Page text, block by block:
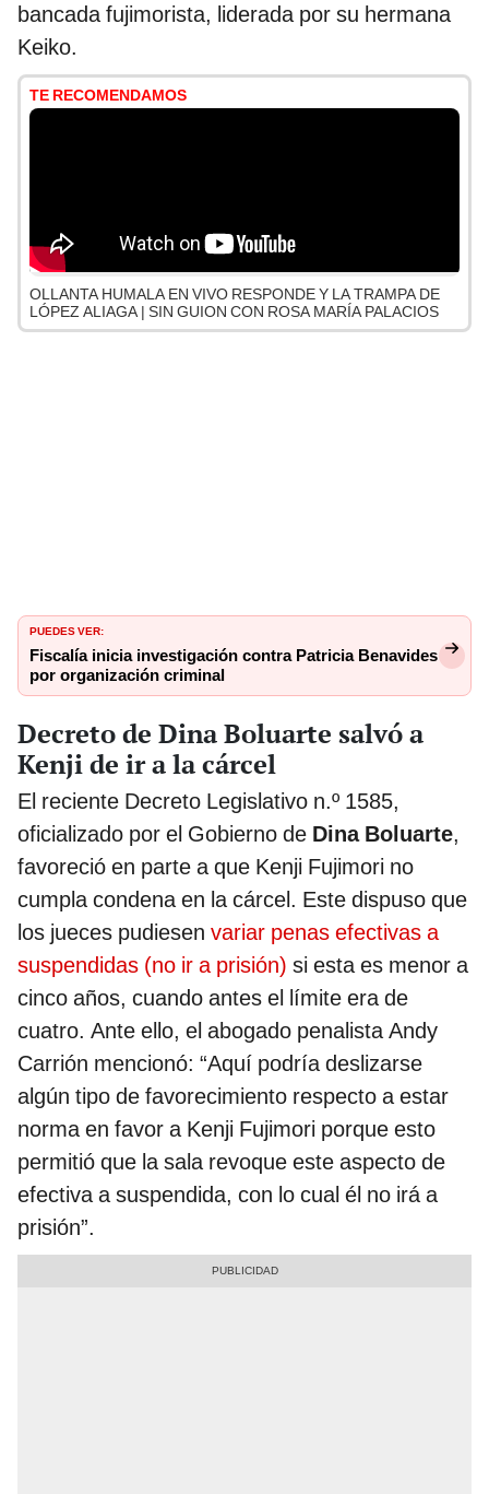
bancada fujimorista, liderada por su hermana
Keiko.
TE RECOMENDAMOS
OLLANTA HUMALA EN VIVO RESPONDE Y LA TRAMPA DE
LÓPEZ ALIAGA | SIN GUION CON ROSA MARÍA PALACIOS
PUEDES VER:
Fiscalía inicia investigación contra Patricia Benavides
por organización criminal
Decreto de Dina Boluarte salvó a
Kenji de ir a la cárcel
El reciente Decreto Legislativo n.º 1585,
oficializado por el Gobierno de Dina Boluarte,
favoreció en parte a que Kenji Fujimori no
cumpla condena en la cárcel. Este dispuso que
los jueces pudiesen variar penas efectivas a
suspendidas (no ir a prisión) si esta es menor a
cinco años, cuando antes el límite era de
cuatro. Ante ello, el abogado penalista Andy
Carrión mencionó: “Aquí podría deslizarse
algún tipo de favorecimiento respecto a estar
norma en favor a Kenji Fujimori porque esto
permitió que la sala revoque este aspecto de
efectiva a suspendida, con lo cual él no irá a
prisión”.